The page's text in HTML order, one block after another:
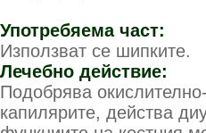
Употребяема част:
Използват се шипките.
Лечебно действие:
Подобрява
капилярите, действа